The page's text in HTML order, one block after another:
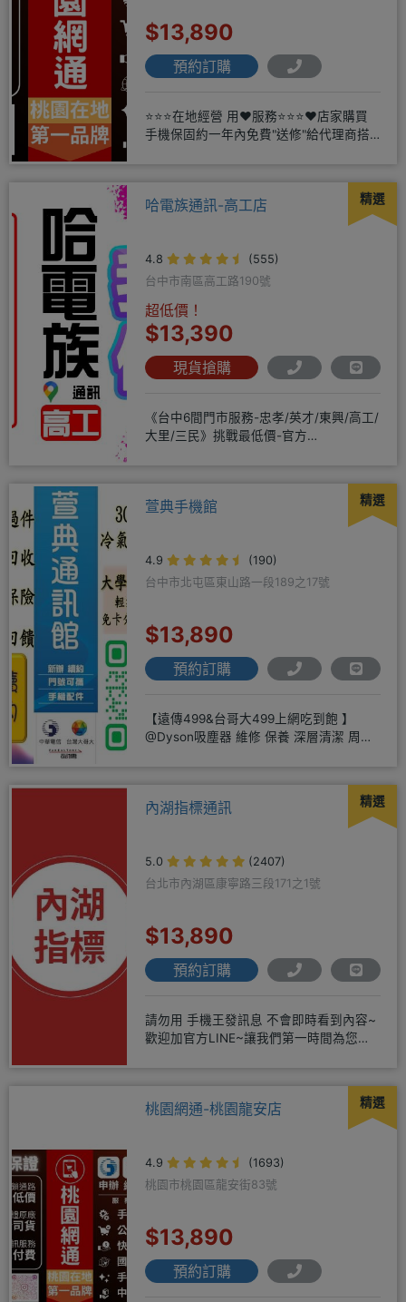
$13,890
預約訂購
⭐⭐⭐在地經營 用❤️服務⭐⭐⭐❤️店家購買
手機保固約一年內免費"送修"給代理商搭
精選
哈電族通訊-高工店
4.8
(555)
台中市南區高工路190號
超低價！
$13,390
現貨搶購
《台中6間門市服務-忠孝/英才/東興/高工/
大里/三民》挑戰最低價-官方
精選
萱典手機館
4.9
(190)
台中市北屯區東山路一段189之17號
$13,890
預約訂購
【遠傳499&台哥大499上網吃到飽 】
@Dyson吸塵器 維修 保養 深層清潔 周邊
精選
內湖指標通訊
5.0
(2407)
台北市內湖區康寧路三段171之1號
$13,890
預約訂購
請勿用 手機王發訊息 不會即時看到內容~
歡迎加官方LINE~讓我們第一時間為您服
精選
桃園網通-桃園龍安店
4.9
(1693)
桃園市桃園區龍安街83號
$13,890
預約訂購